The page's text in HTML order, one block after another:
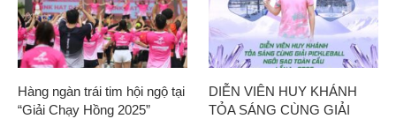
Hàng ngàn trái tim hội ngộ tại
“Giải Chạy Hồng 2025”
DIỄN VIÊN HUY KHÁNH
TỎA SÁNG CÙNG GIẢI